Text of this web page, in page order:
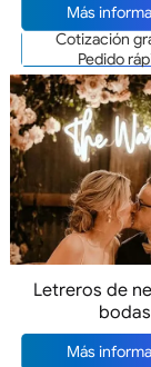
Más
Cotización
Pedido
Letreros de
bodas
Más